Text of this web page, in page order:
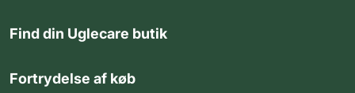
Find din Uglecare butik
Fortrydelse af køb